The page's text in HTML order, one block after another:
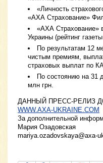
«Личность
«АХА Страхование»
«АХА Страхование»
Украины (рейтинг
По результатам 12
чистым премиям,
страховых выплат по
По состоянию на 31
млн грн.
ДАННЫЙ ПРЕСС-РЕЛИЗ
WWW.AXA-UKRAINE.COM
За дополнительной
Мария Озадовская
mariya.ozadovskaya@axa-